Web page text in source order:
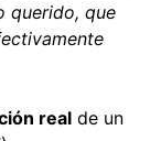
querido, que
real de un